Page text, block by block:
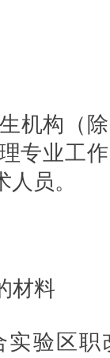
机构（
专业工
员。
材料
实验区